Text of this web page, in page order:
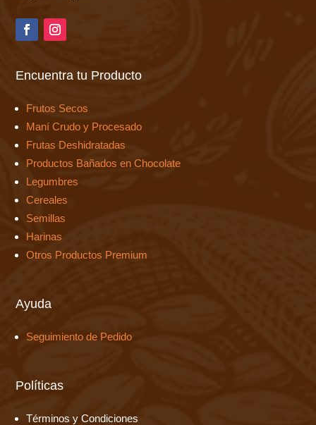
Encuentra tu Producto
Frutos Secos
Maní Crudo y Procesado
Frutas Deshidratadas
Productos Bañados en Chocolate
Legumbres
Cereales
Semillas
Harinas
Otros Productos Premium
Ayuda
Seguimiento de Pedido
Políticas
Términos y Condiciones